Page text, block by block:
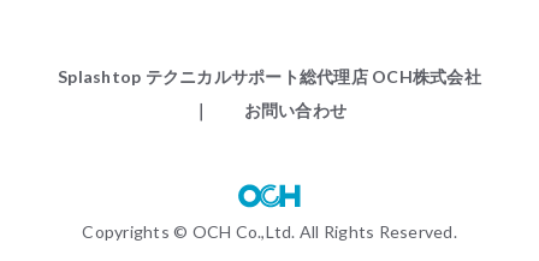
Copyrights © OCH Co.,Ltd. All Rights Reserved.
Splashtop テクニカルサポート総代理店 OCH株式会社
｜ お問い合わせ